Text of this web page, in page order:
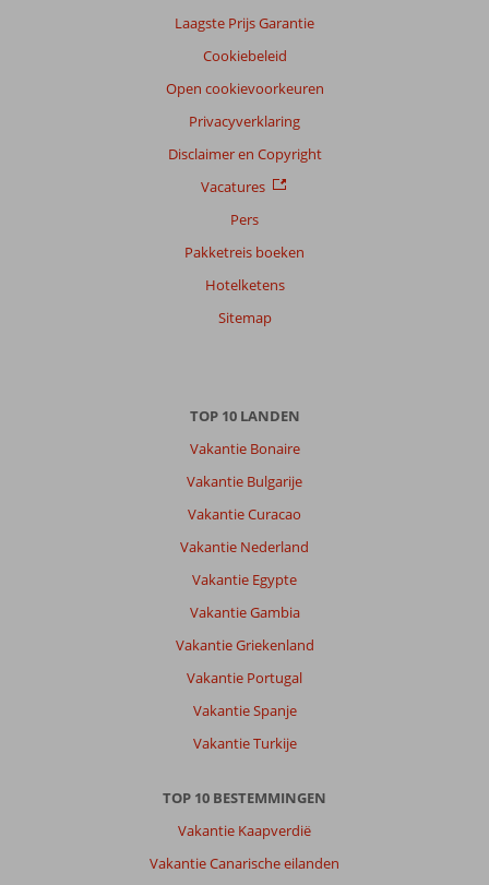
Laagste Prijs Garantie
Cookiebeleid
Open cookievoorkeuren
Privacyverklaring
Disclaimer en Copyright
Vacatures
Pers
Pakketreis boeken
Hotelketens
Sitemap
TOP 10 LANDEN
Vakantie Bonaire
Vakantie Bulgarije
Vakantie Curacao
Vakantie Nederland
Vakantie Egypte
Vakantie Gambia
Vakantie Griekenland
Vakantie Portugal
Vakantie Spanje
Vakantie Turkije
TOP 10 BESTEMMINGEN
Vakantie Kaapverdië
Vakantie Canarische eilanden